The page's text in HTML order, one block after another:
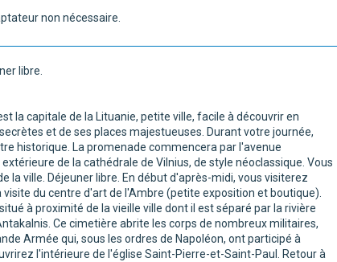
non nécessaire.
libre.
la capitale de la Lituanie, petite ville, facile à découvrir en
et de ses places majestueuses. Durant votre journée,
historique. La promenade commencera par l'avenue
de la cathédrale de Vilnius, de style néoclassique. Vous
ville. Déjeuner libre. En début d'après-midi, vous visiterez
visite du centre d'art de l'Ambre (petite exposition et boutique).
à proximité de la vieille ville dont il est séparé par la rivière
Ce cimetière abrite les corps de nombreux militaires,
Armée qui, sous les ordres de Napoléon, ont participé à
l'intérieure de l'église Saint-Pierre-et-Saint-Paul. Retour à